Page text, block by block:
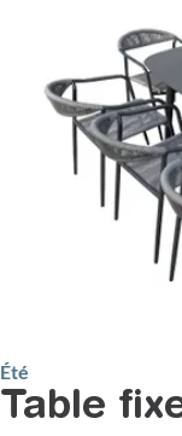
Été
Table